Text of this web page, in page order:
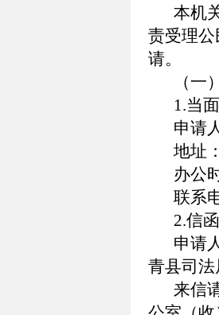
本机
责受理
请。
（一
1.当
申请
地址
办公
联系
2.信
申请
青县司
来信